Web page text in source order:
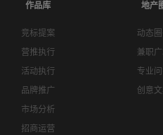
作品库
竞标提案
营推执行
活动执行
品牌推广
市场分析
招商运营
地产
动态
兼职
专业
创意